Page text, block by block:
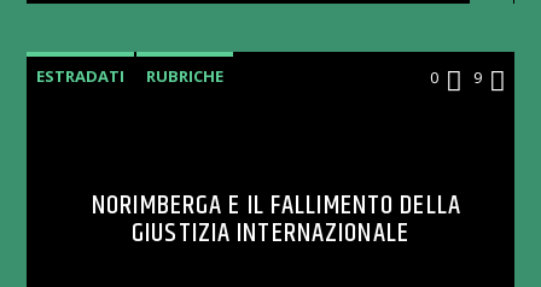
ESTRADATI RUBRICHE 0 9
NORIMBERGA E IL FALLIMENTO DELLA
GIUSTIZIA INTERNAZIONALE